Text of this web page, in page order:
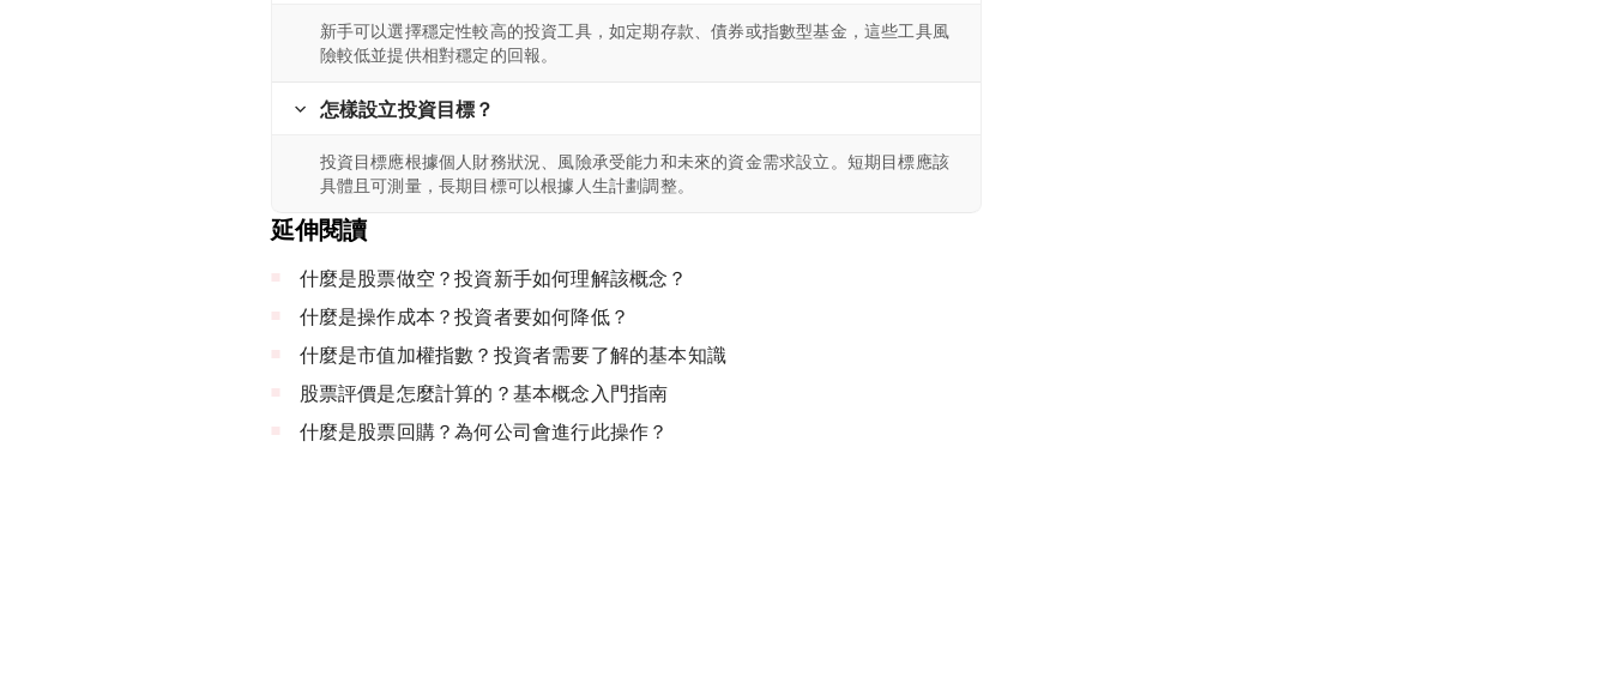
新手可以選擇穩定性較高的投資工具，如定期存款、債券或指數型基金，這些工具風
險較低並提供相對穩定的回報。
怎樣設立投資目標？
投資目標應根據個人財務狀況、風險承受能力和未來的資金需求設立。短期目標應該
具體且可測量，長期目標可以根據人生計劃調整。
延伸閱讀
什麼是股票做空？投資新手如何理解該概念？
什麼是操作成本？投資者要如何降低？
什麼是市值加權指數？投資者需要了解的基本知識
股票評價是怎麼計算的？基本概念入門指南
什麼是股票回購？為何公司會進行此操作？